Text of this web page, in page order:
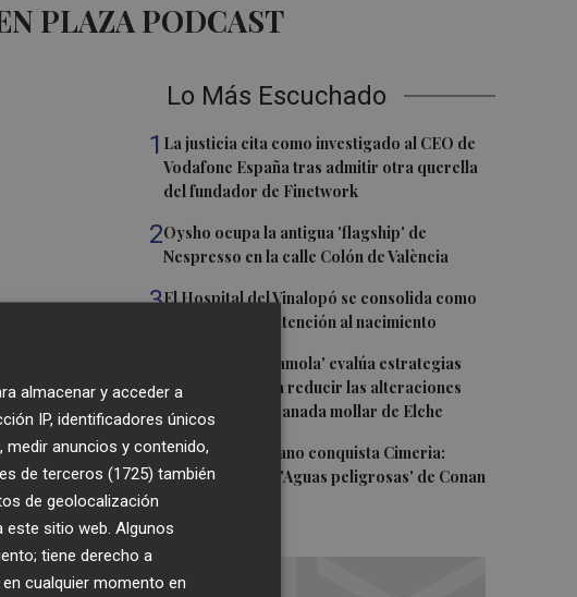
PLAZA PODCAST
Lo Más Escuchado
1 La justicia cita como investigado al CEO de
Vodafone España tras admitir otra querella
del fundador de Finetwork
2Oysho ocupa la antigua 'flagship' de
Nespresso en la calle Colón de València
3El Hospital del Vinalopó se consolida como
referente en la atención al nacimiento
El proyecto 'Gramola' evalúa estrategias
sostenibles para reducir las alteraciones
internas de la granada mollar de Elche
5El talento murciano conquista Cimeria:
Dagnino ilustra 'Aguas peligrosas' de Conan
almacenar y acceder a
IP, identificadores únicos
anuncios y contenido,
de terceros (1725) también
de geolocalización
sitio web. Algunos
tiene derecho a
cualquier momento en